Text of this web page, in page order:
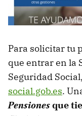
Para solicitar tu
que entrar en la
Seguridad
social.gob.es.
Pensionesque